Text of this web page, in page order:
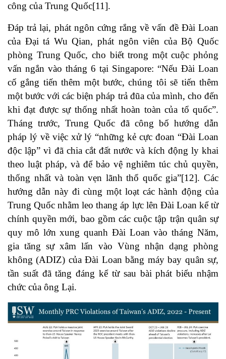
công của Trung Quốc[11].
Đáp trả lại, phát ngôn cứng rắng về vấn đề Đài Loan
của Đại tá Wu Qian, phát ngôn viên của Bộ Quốc
phòng Trung Quốc, cho biết trong một cuộc phỏng
vấn ngắn vào tháng 6 tại Singapore: “Nếu Đài Loan
cố gắng tiến thêm một bước, chúng tôi sẽ tiến thêm
một bước với các biện pháp trả đũa của mình, cho đến
khi đạt được sự thống nhất hoàn toàn của tổ quốc”.
Tháng trước, Trung Quốc đã công bố hướng dẫn
pháp lý về việc xử lý “những kẻ cực đoan “Đài Loan
độc lập” vì đã chia cắt đất nước và kích động ly khai
theo luật pháp, và để bảo vệ nghiêm túc chủ quyền,
thống nhất và toàn vẹn lãnh thổ quốc gia”[12]. Các
hướng dẫn này đi cùng một loạt các hành động của
Trung Quốc nhằm leo thang áp lực lên Đài Loan kể từ
chính quyền mới, bao gồm các cuộc tập trận quân sự
quy mô lớn xung quanh Đài Loan vào tháng Năm,
gia tăng sự xâm lấn vào Vùng nhận dạng phòng
không (ADIZ) của Đài Loan bằng máy bay quân sự,
tần suất đã tăng đáng kể từ sau bài phát biểu nhậm
chức của ông Lại.